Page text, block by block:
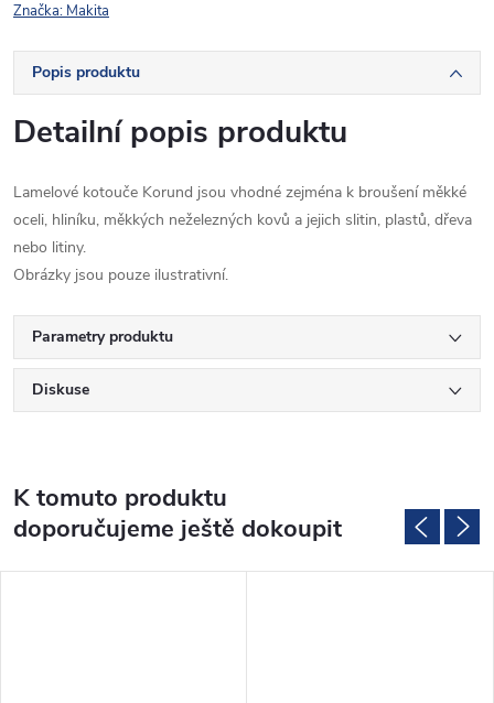
Značka: Makita
Popis produktu
Detailní popis produktu
Lamelové kotouče Korund jsou vhodné zejména k broušení měkké
oceli, hliníku, měkkých neželezných kovů a jejich slitin, plastů, dřeva
nebo litiny.
Obrázky jsou pouze ilustrativní.
Parametry produktu
Diskuse
K tomuto produktu
doporučujeme ještě dokoupit